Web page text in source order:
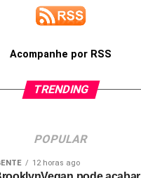
Acompanhe por RSS
TRENDING
POPULAR
12 horas ago